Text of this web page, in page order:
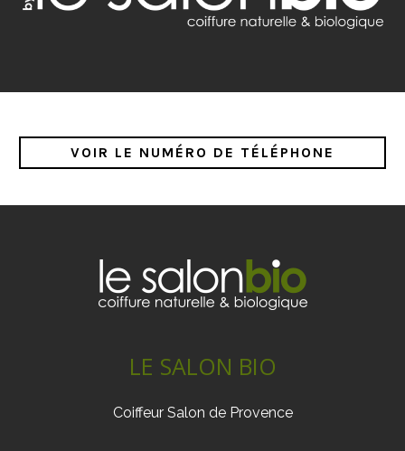
VOIR LE NUMÉRO DE TÉLÉPHONE
LE SALON BIO
Coiffeur Salon de Provence